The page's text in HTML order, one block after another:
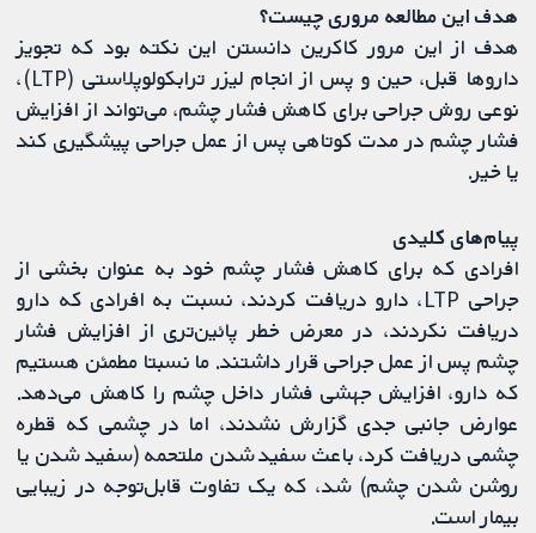
هدف این مطالعه مروری چیست؟
هدف از این مرور کاکرین دانستن این نکته بود که تجویز
داروها قبل، حین و پس از انجام لیزر ترابکولوپلاستی (LTP)،
نوعی روش جراحی برای کاهش فشار چشم، می‌تواند از افزایش
فشار چشم در مدت کوتاهی پس از عمل جراحی پیشگیری کند
یا خیر.
پیام‌های کلیدی
افرادی که برای کاهش فشار چشم خود به‌ عنوان بخشی از
جراحی LTP، دارو دریافت کردند، نسبت به افرادی که دارو
دریافت نکردند، در معرض خطر پائین‌تری از افزایش فشار
چشم پس از عمل جراحی قرار داشتند. ما نسبتا مطمئن هستیم
که دارو، افزایش جهشی فشار داخل چشم را کاهش می‌دهد.
عوارض جانبی جدی گزارش نشدند، اما در چشمی که قطره
چشمی دریافت کرد، باعث سفید شدن ملتحمه (سفید شدن یا
روشن شدن چشم) شد، که یک تفاوت قابل‌توجه در زیبایی
بیمار است.